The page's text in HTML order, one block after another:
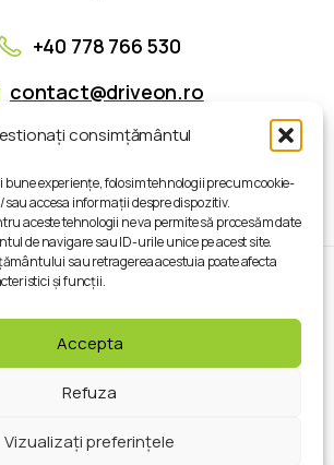
consimțământul
bune experiențe, folosim tehnologii precum cookie-
accesa informații despre dispozitiv.
aceste tehnologii ne va permite să procesăm date
de navigare sau ID-urile unice pe acest site.
sau retragerea acestuia poate afecta
și funcții.
Accepta
Refuza
Vizualizați preferințele
+40 778 766 530
contact@driveon.ro
Nr. 2, Timişoara
DriveOn . Toate drepturile
rezervate.